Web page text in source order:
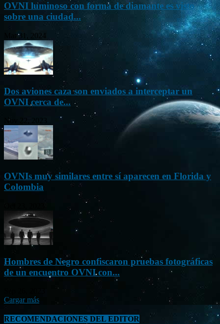
OVNI luminoso con forma de diamante es visto
sobre una ciudad...
Mar 31, 2024
Dos aviones caza son enviados a interceptar un
OVNI cerca de...
Nov 22, 2023
OVNIs muy similares entre sí aparecen en Florida y
Colombia
Hombres de Negro confiscaron pruebas fotográficas
de un encuentro OVNI con...
Cargar más
RECOMENDACIONES DEL EDITOR